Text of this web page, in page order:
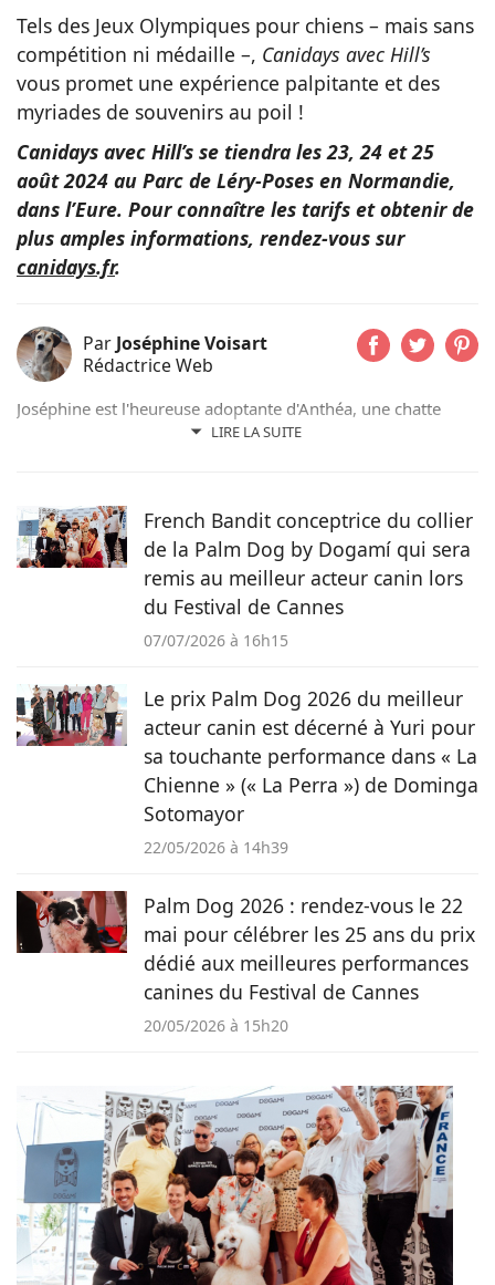
Tels des Jeux Olympiques pour chiens – mais sans
compétition ni médaille –, Canidays avec Hill’s
vous promet une expérience palpitante et des
myriades de souvenirs au poil !
Canidays avec Hill’s se tiendra les 23, 24 et 25
août 2024 au Parc de Léry-Poses en Normandie,
dans l’Eure. Pour connaître les tarifs et obtenir de
plus amples informations, rendez-vous sur
canidays.fr.
Par Joséphine Voisart
Rédactrice Web
LIRE LA SUITE
Joséphine est l'heureuse adoptante d'Anthéa, une chatte
issue d'un refuge de sa région ; et de Lizzy, une chienne qui
des animaux et de tous ceux qui les aiment sur Pets-
Dating.com
French Bandit conceptrice du collier
de la Palm Dog by Dogamí qui sera
remis au meilleur acteur canin lors
du Festival de Cannes
07/07/2026 à 16h15
Le prix Palm Dog 2026 du meilleur
acteur canin est décerné à Yuri pour
sa touchante performance dans « La
Chienne » (« La Perra ») de Dominga
Sotomayor
22/05/2026 à 14h39
Palm Dog 2026 : rendez-vous le 22
mai pour célébrer les 25 ans du prix
dédié aux meilleures performances
canines du Festival de Cannes
20/05/2026 à 15h20